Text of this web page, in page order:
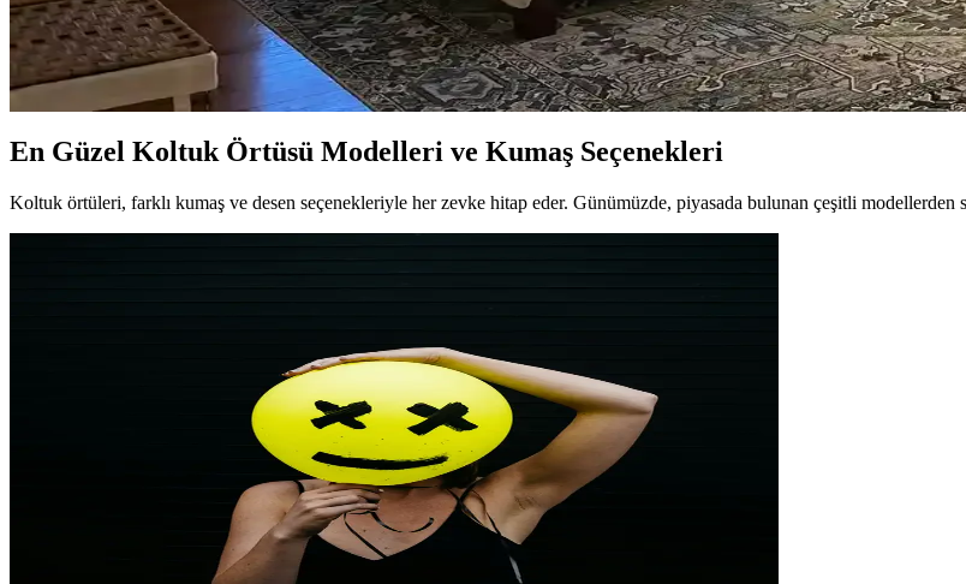
Yatak Odası Düzeni ve Dekorasyonunda Doğru Yerleşim ve Tasarım İpuçları
Yatak odasında doğru mobilya yerleşimi, renk uyumu, aydınlatma ve kişisel dokunuşlarla mekanın fonksiyonelliği ve estetiği
En Güzel Koltuk Örtüsü Modelleri ve Kumaş Seçenekleri
Koltuk örtüleri, farklı kumaş ve desen seçenekleriyle her zevke hitap eder. Günümüzde, piyasada bulunan çeşitli modellerden